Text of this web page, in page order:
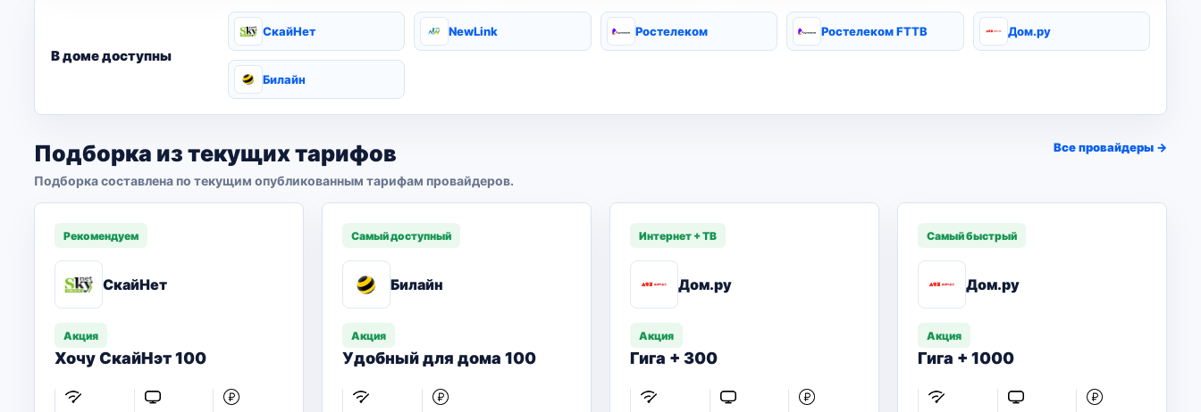
В доме доступны
СкайНет NewLink Ростелеком Ростелеком FTTB Дом.ру
Билайн
Подборка из текущих тарифов
Подборка составлена по текущим опубликованным тарифам провайдеров.
Все провайдеры →
Рекомендуем
СкайНет
Акция
Хочу СкайНэт 100
Самый доступный
Билайн
Акция
Удобный для дома 100
Интернет + ТВ
Дом.ру
Акция
Гига + 300
Самый быстрый
Дом.ру
Акция
Гига + 1000